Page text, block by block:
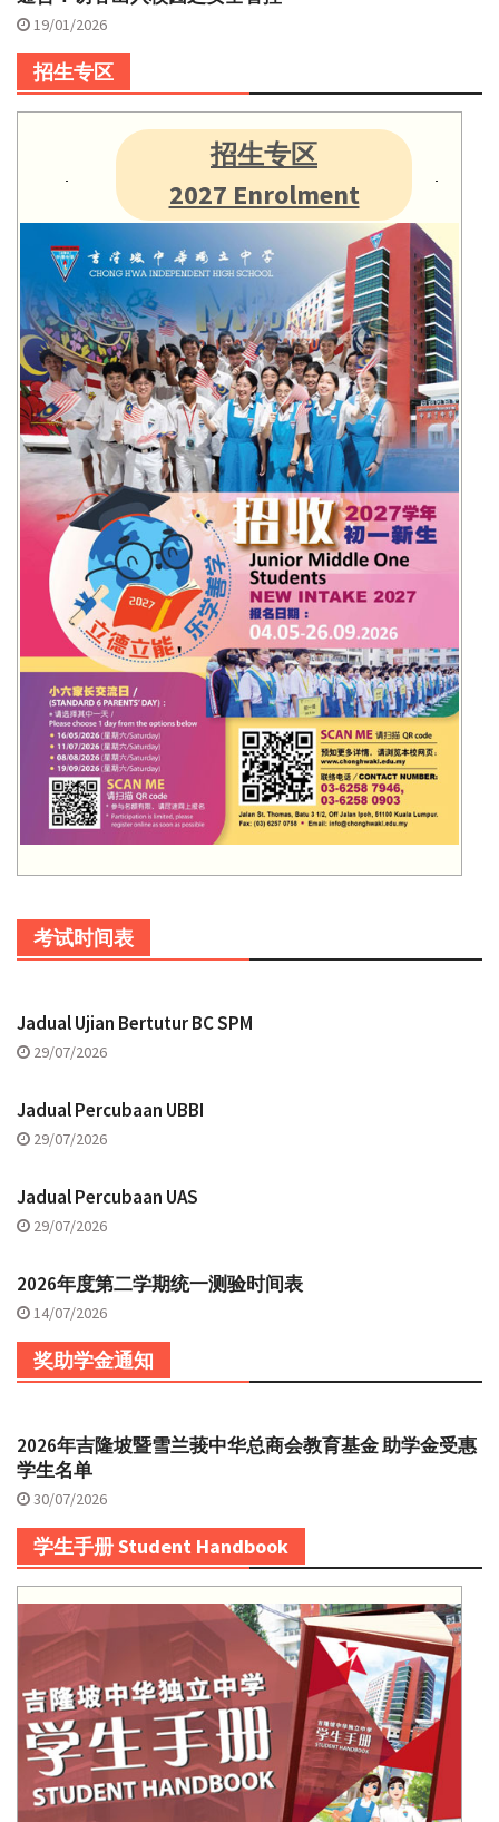
19/01/2026
招生专区
招生专区
2027 Enrolment
考试时间表
Jadual Ujian Bertutur BC SPM
29/07/2026
Jadual Percubaan UBBI
29/07/2026
Jadual Percubaan UAS
29/07/2026
2026年度第二学期统一测验时间表
14/07/2026
奖助学金通知
2026年吉隆坡暨雪兰莪中华总商会教育基金 助学金受惠
学生名单
30/07/2026
学生手册 Student Handbook